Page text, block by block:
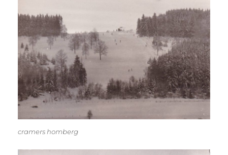
cramers homberg